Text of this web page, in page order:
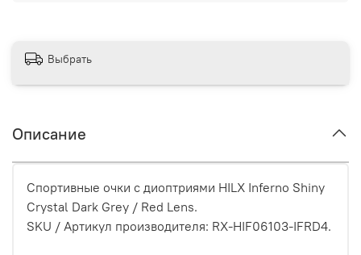
Выбрать
Описание
Спортивные очки с диоптриями HILX Inferno Shiny
Crystal Dark Grey / Red Lens.
SKU / Артикул производителя: RX-HIF06103-IFRD4.